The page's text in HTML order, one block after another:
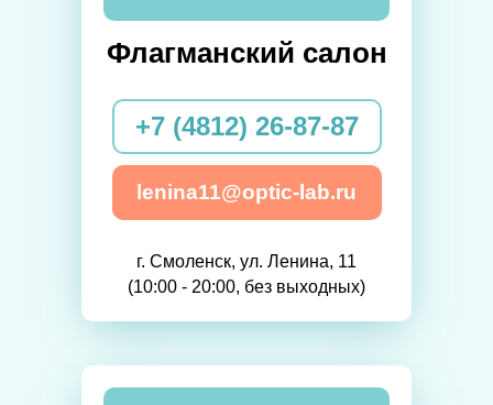
г. Смоленск, ул. Ленина, 11
(10:00 - 20:00, без выходных)
Флагманский салон
+7 (4812) 26-87-87
lenina11@optic-lab.ru